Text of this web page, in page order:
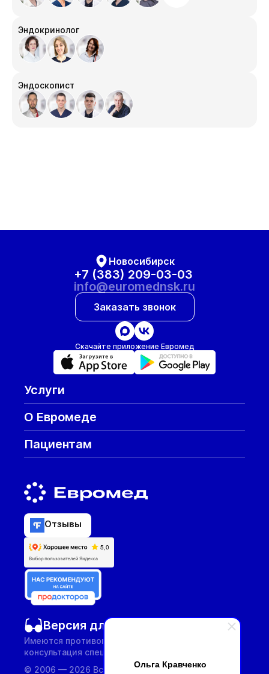
Ольга Кравченко
Эндокринолог
Эндоскопист
Новосибирск
+7 (383) 209-03-03
info@euromednsk.ru
Заказать звонок
Скачайте приложение Евромед
Услуги
О Евромеде
Пациентам
Отзывы
Версия для слабовидящих
Имеются противопоказания, необходима
консультация специалиста.
© 2006 — 2026 Все услуги предоставляются